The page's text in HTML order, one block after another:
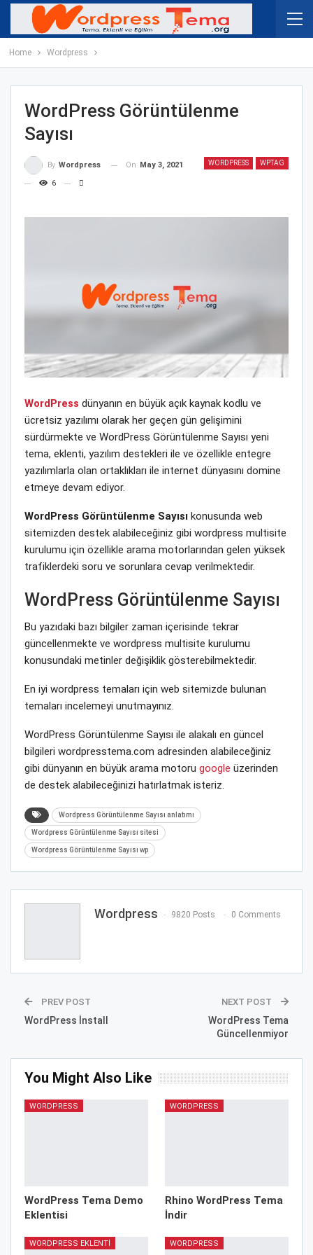
Home Wordpress
WordPress Görüntülenme
Sayısı
WORDPRESS WPTAG
By Wordpress On May 3, 2021
6
WordPress dünyanın en büyük açık kaynak kodlu ve
ücretsiz yazılımı olarak her geçen gün gelişimini
sürdürmekte ve WordPress Görüntülenme Sayısı yeni
tema, eklenti, yazılım destekleri ile ve özellikle entegre
yazılımlarla olan ortaklıkları ile internet dünyasını domine
etmeye devam ediyor.
WordPress Görüntülenme Sayısı konusunda web
sitemizden destek alabileceğiniz gibi wordpress multisite
kurulumu için özellikle arama motorlarından gelen yüksek
trafiklerdeki soru ve sorunlara cevap verilmektedir.
WordPress Görüntülenme Sayısı
Bu yazıdaki bazı bilgiler zaman içerisinde tekrar
güncellenmekte ve wordpress multisite kurulumu
konusundaki metinler değişiklik gösterebilmektedir.
En iyi wordpress temaları için web sitemizde bulunan
temaları incelemeyi unutmayınız.
WordPress Görüntülenme Sayısı ile alakalı en güncel
bilgileri wordpresstema.com adresinden alabileceğiniz
gibi dünyanın en büyük arama motoru google üzerinden
de destek alabileceğinizi hatırlatmak isteriz.
Wordpress Görüntülenme Sayısı anlatımı
Wordpress Görüntülenme Sayısı sitesi
Wordpress Görüntülenme Sayısı wp
Wordpress 9820 Posts 0 Comments
PREV POST
WordPress İnstall
NEXT POST
WordPress Tema
Güncellenmiyor
You Might Also Like
WORDPRESS
WordPress Tema Demo
Eklentisi
WORDPRESS
Rhino WordPress Tema
İndir
WORDPRESS EKLENTI WORDPRESS